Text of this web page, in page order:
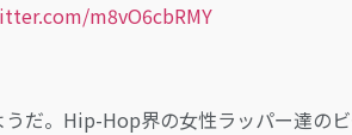
m8vO6cbRMY
だ。Hip-Hop界の女性ラッパー達のビ